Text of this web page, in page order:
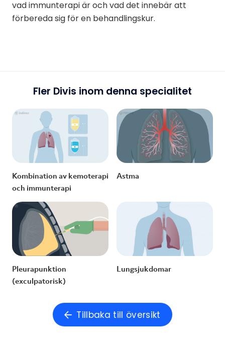
vad immunterapi är och vad det innebär att
förbereda sig för en behandlingskur.
Fler Divis inom denna specialitet
Kombination av kemoterapi
och immunterapi
Astma
Pleurapunktion
(exculpatorisk)
Lungsjukdomar
Tillbaka till översikt